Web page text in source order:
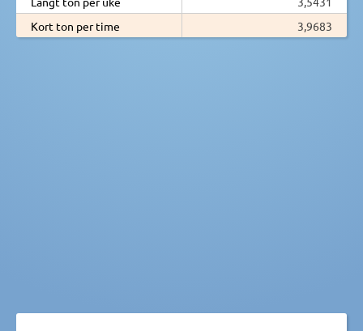
Kort ton per time
3,9683